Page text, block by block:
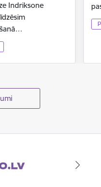
Indriksone